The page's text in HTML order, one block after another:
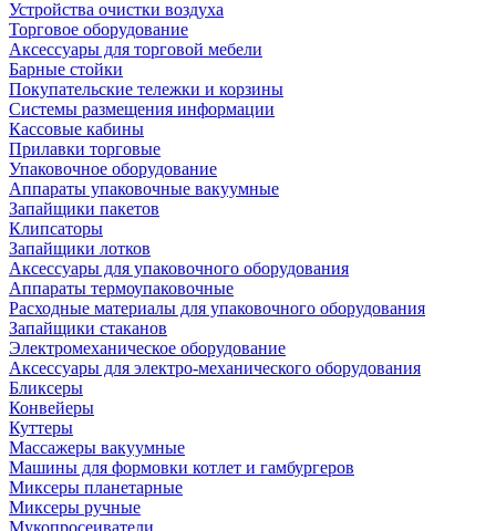
Устройства очистки воздуха
Торговое оборудование
Аксессуары для торговой мебели
Барные стойки
Покупательские тележки и корзины
Системы размещения информации
Кассовые кабины
Прилавки торговые
Упаковочное оборудование
Аппараты упаковочные вакуумные
Запайщики пакетов
Клипсаторы
Запайщики лотков
Аксессуары для упаковочного оборудования
Аппараты термоупаковочные
Расходные материалы для упаковочного оборудования
Запайщики стаканов
Электромеханическое оборудование
Аксессуары для электро-механического оборудования
Бликсеры
Конвейеры
Куттеры
Массажеры вакуумные
Машины для формовки котлет и гамбургеров
Миксеры планетарные
Миксеры ручные
Мукопросеиватели